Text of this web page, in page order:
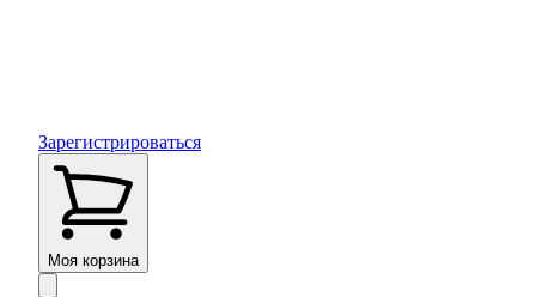
Зарегистрироваться
Моя корзина